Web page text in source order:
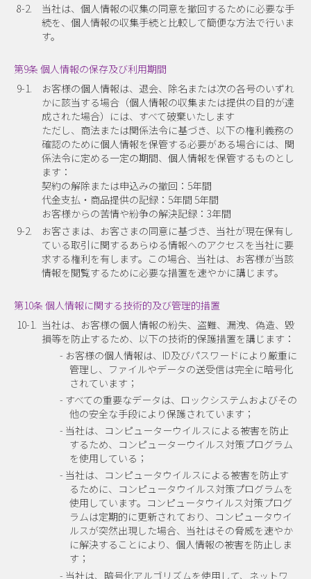
8-2.
当社は、個人情報の収集の同意を撤回するために必要な手
続を、個人情報の収集手続と比較して簡便な方法で行いま
す。
第9条 個人情報の保存及び利用期間
9-1.
お客様の個人情報は、退会、除名または次の各号のいずれ
かに該当する場合（個人情報の収集または提供の目的が達
成された場合）には、すべて破棄いたします
ただし、商法または関係法令に基づき、以下の権利義務の
確認のために個人情報を保管する必要がある場合には、関
係法令に定める一定の期間、個人情報を保管するものとし
ます：
契約の解除または申込みの撤回：5年間
代金支払・商品提供の記録：5年間 5年間
お客様からの苦情や紛争の解決記録：3年間
9-2.
お客さまは、お客さまの同意に基づき、当社が現在保有し
ている取引に関するあらゆる情報へのアクセスを当社に要
求する権利を有します。この場合、当社は、お客様が当該
情報を閲覧するために必要な措置を速やかに講じます。
第10条 個人情報に関する技術的及び管理的措置
10-1. 当社は、お客様の個人情報の紛失、盗難、漏洩、偽造、毀
損等を防止するため、以下の技術的保護措置を講じます：
- お客様の個人情報は、ID及びパスワードにより厳重に
管理し、ファイルやデータの送受信は完全に暗号化
されています；
- すべての重要なデータは、ロックシステムおよびその
他の安全な手段により保護されています；
- 当社は、コンピューターウイルスによる被害を防止
するため、コンピューターウイルス対策プログラム
を使用している；
- 当社は、コンピュータウイルスによる被害を防止す
るために、コンピュータウイルス対策プログラムを
使用しています。コンピュータウイルス対策プログ
ラムは定期的に更新されており、コンピュータウイ
ルスが突然出現した場合、当社はその脅威を速やか
に解決することにより、個人情報の被害を防止しま
す；
- 当社は、暗号化アルゴリズムを使用して、ネットワ